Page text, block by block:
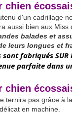
chien
d'un cadrillage
aussi bien aux Miss
balades et
leurs longues et
sont fabriqués SUR
parfaite dans
chien
ternira pas grâce à
en machine.